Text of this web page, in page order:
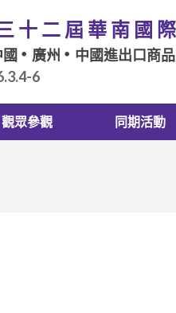
十二屆華南國
廣州
中國進出口商
6
觀眾參觀 同期活動